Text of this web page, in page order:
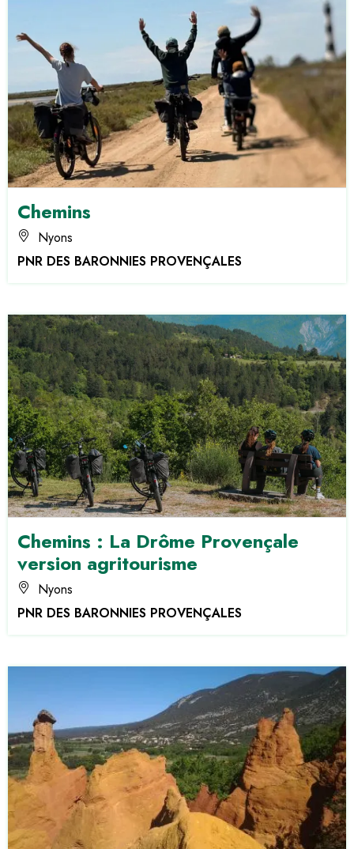
Chemins
Nyons
PNR DES BARONNIES PROVENÇALES
Chemins : La Drôme Provençale
version agritourisme
Nyons
PNR DES BARONNIES PROVENÇALES